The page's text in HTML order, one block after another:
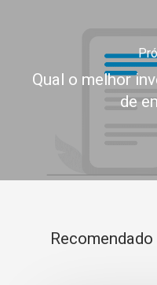
Qual o melhor
de